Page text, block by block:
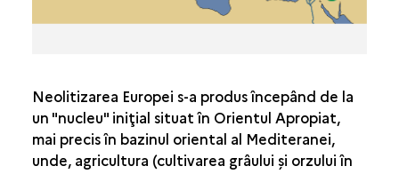
Neolitizarea Europei s-a produs începând de la
un "nucleu" iniţial situat în Orientul Apropiat,
mai precis în bazinul oriental al Mediteranei,
unde, agricultura (cultivarea grâului şi orzului în